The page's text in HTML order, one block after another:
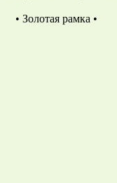
• Золотая рамка •